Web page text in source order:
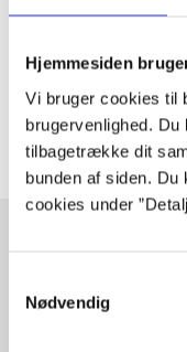
Hjemmesiden
Vi bruger cookies til
brugervenlighed.
tilbagetrække dit
bunden af siden.
cookies under
Nødvendig
Tidsskrift
Artiklerne i handler